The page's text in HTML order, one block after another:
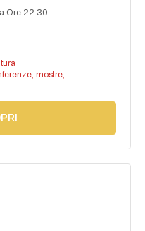
Ore 22:30
mostre,